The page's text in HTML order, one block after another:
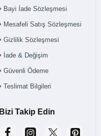
Bayi İade Sözleşmesi
Mesafeli Satış Sözleşmesi
Gizlilik Sözleşmesi
İade & Değişim
Güvenli Ödeme
Teslimat Bilgileri
Bizi Takip Edin